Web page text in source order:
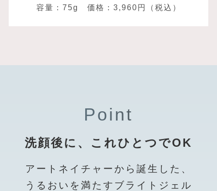
容量：75g 価格：3,960円（税込）
Point
洗顔後に、これひとつでOK
アートネイチャーから誕生した、
うるおいを満たすブライトジェル